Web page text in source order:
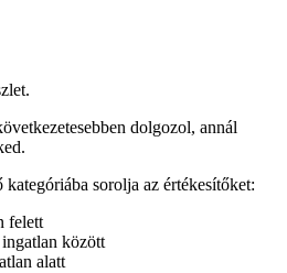
dolgozol, annál
sorolja az értékesítőket:
felett
között
alatt